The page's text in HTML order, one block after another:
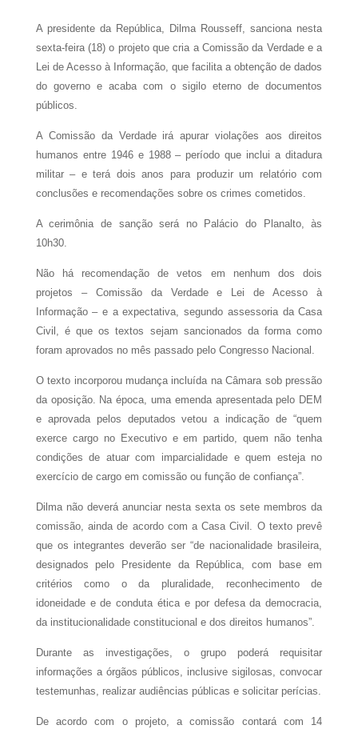
A presidente da República, Dilma Rousseff, sanciona nesta
sexta-feira (18) o projeto que cria a Comissão da Verdade e a
Lei de Acesso à Informação, que facilita a obtenção de dados
do governo e acaba com o sigilo eterno de documentos
públicos.
A Comissão da Verdade irá apurar violações aos direitos
humanos entre 1946 e 1988 – período que inclui a ditadura
militar – e terá dois anos para produzir um relatório com
conclusões e recomendações sobre os crimes cometidos.
A cerimônia de sanção será no Palácio do Planalto, às
10h30.
Não há recomendação de vetos em nenhum dos dois
projetos – Comissão da Verdade e Lei de Acesso à
Informação – e a expectativa, segundo assessoria da Casa
Civil, é que os textos sejam sancionados da forma como
foram aprovados no mês passado pelo Congresso Nacional.
O texto incorporou mudança incluída na Câmara sob pressão
da oposição. Na época, uma emenda apresentada pelo DEM
e aprovada pelos deputados vetou a indicação de “quem
exerce cargo no Executivo e em partido, quem não tenha
condições de atuar com imparcialidade e quem esteja no
exercício de cargo em comissão ou função de confiança”.
Dilma não deverá anunciar nesta sexta os sete membros da
comissão, ainda de acordo com a Casa Civil. O texto prevê
que os integrantes deverão ser “de nacionalidade brasileira,
designados pelo Presidente da República, com base em
critérios como o da pluralidade, reconhecimento de
idoneidade e de conduta ética e por defesa da democracia,
da institucionalidade constitucional e dos direitos humanos”.
Durante as investigações, o grupo poderá requisitar
informações a órgãos públicos, inclusive sigilosas, convocar
testemunhas, realizar audiências públicas e solicitar perícias.
De acordo com o projeto, a comissão contará com 14